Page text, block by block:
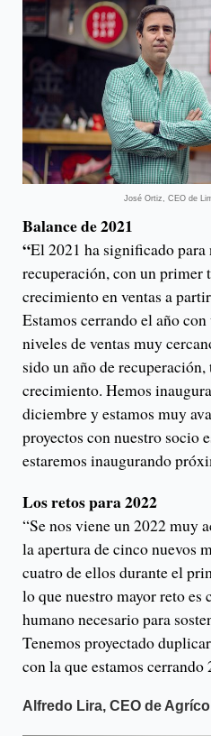
José Ortiz, CEO de
Balance de 2021
“El 2021 ha significado para
recuperación, con un primer
crecimiento en ventas a
Estamos cerrando el año
niveles de ventas muy
sido un año de
crecimiento. Hemos
diciembre y estamos muy
proyectos con nuestro socio
estaremos inaugurando
Los retos para 2022
“Se nos viene un 2022 muy
la apertura de cinco nuevos
cuatro de ellos durante el
lo que nuestro mayor reto es
humano necesario para
Tenemos proyectado
con la que estamos cerrando
Alfredo Lira, CEO de